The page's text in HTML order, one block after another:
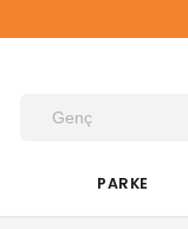
PARKE